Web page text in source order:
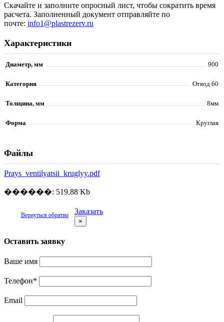
Скачайте и заполните опросный лист, чтобы сократить время
расчета. Заполненный документ отправляйте по
почте: info1@plastrezerv.ru
Характеристики
Диаметр, мм 900
Категория Отвод 60
Толщина, мм 8мм
Форма Круглая
Файлы
Prays_ventilyatsii_kruglyy.pdf
������: 519.88 Kb
Вернуться обратно Заказать
×
Оставить заявку
Ваше имя
Телефон*
Email